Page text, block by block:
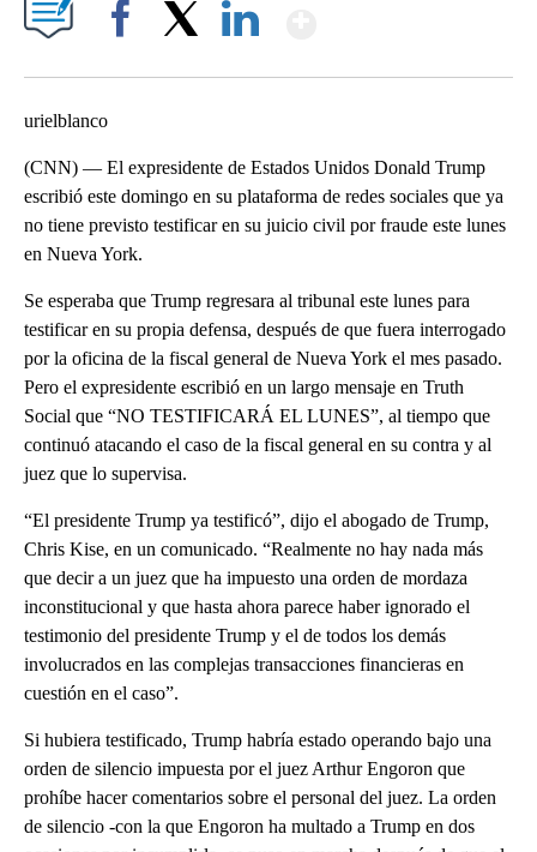
urielblanco
(CNN) — El expresidente de Estados Unidos Donald Trump
escribió este domingo en su plataforma de redes sociales que ya
no tiene previsto testificar en su juicio civil por fraude este lunes
en Nueva York.
Se esperaba que Trump regresara al tribunal este lunes para
testificar en su propia defensa, después de que fuera interrogado
por la oficina de la fiscal general de Nueva York el mes pasado.
Pero el expresidente escribió en un largo mensaje en Truth
Social que “NO TESTIFICARÁ EL LUNES”, al tiempo que
continuó atacando el caso de la fiscal general en su contra y al
juez que lo supervisa.
“El presidente Trump ya testificó”, dijo el abogado de Trump,
Chris Kise, en un comunicado. “Realmente no hay nada más
que decir a un juez que ha impuesto una orden de mordaza
inconstitucional y que hasta ahora parece haber ignorado el
testimonio del presidente Trump y el de todos los demás
involucrados en las complejas transacciones financieras en
cuestión en el caso”.
Si hubiera testificado, Trump habría estado operando bajo una
orden de silencio impuesta por el juez Arthur Engoron que
prohíbe hacer comentarios sobre el personal del juez. La orden
de silencio -con la que Engoron ha multado a Trump en dos